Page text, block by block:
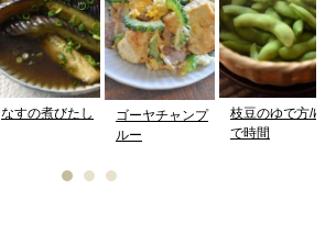
なすの煮びたし
ゴーヤチャンプ
ルー
枝豆のゆで方/ゆ
で時間